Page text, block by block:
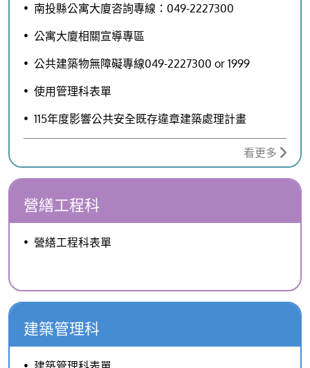
南投縣公寓大廈咨詢專線：049-2227300
公寓大廈相關宣導專區
公共建築物無障礙專線049-2227300 or 1999
使用管理科表單
115年度影響公共安全既存違章建築處理計畫
看更多
營繕工程科
營繕工程科表單
建築管理科